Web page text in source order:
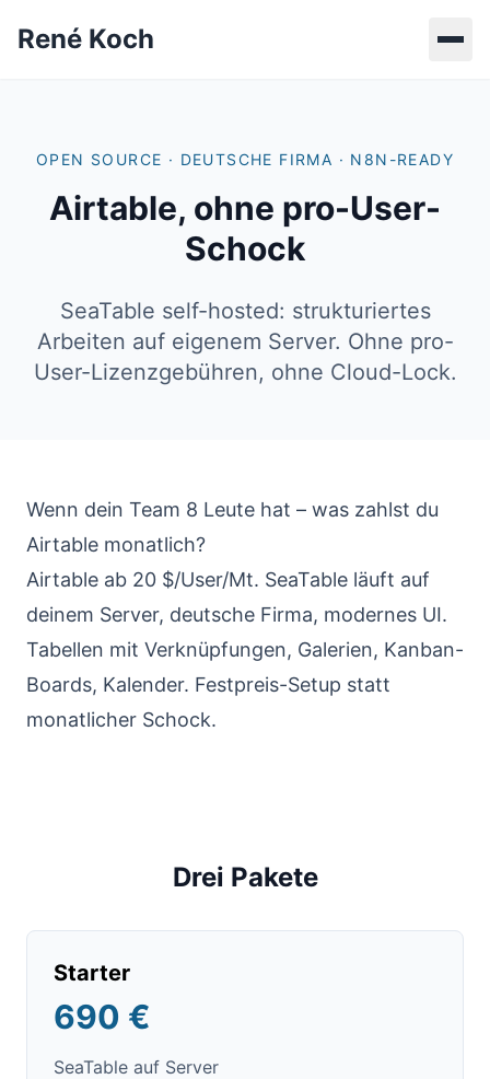
René Koch
OPEN SOURCE · DEUTSCHE FIRMA · N8N-READY
Airtable, ohne pro-User-
Schock
SeaTable self-hosted: strukturiertes
Arbeiten auf eigenem Server. Ohne pro-
User-Lizenzgebühren, ohne Cloud-Lock.
Wenn dein Team 8 Leute hat – was zahlst du
Airtable monatlich?
Airtable ab 20 $/User/Mt. SeaTable läuft auf
deinem Server, deutsche Firma, modernes UI.
Tabellen mit Verknüpfungen, Galerien, Kanban-
Boards, Kalender. Festpreis-Setup statt
monatlicher Schock.
Drei Pakete
Starter
690 €
SeaTable auf Server